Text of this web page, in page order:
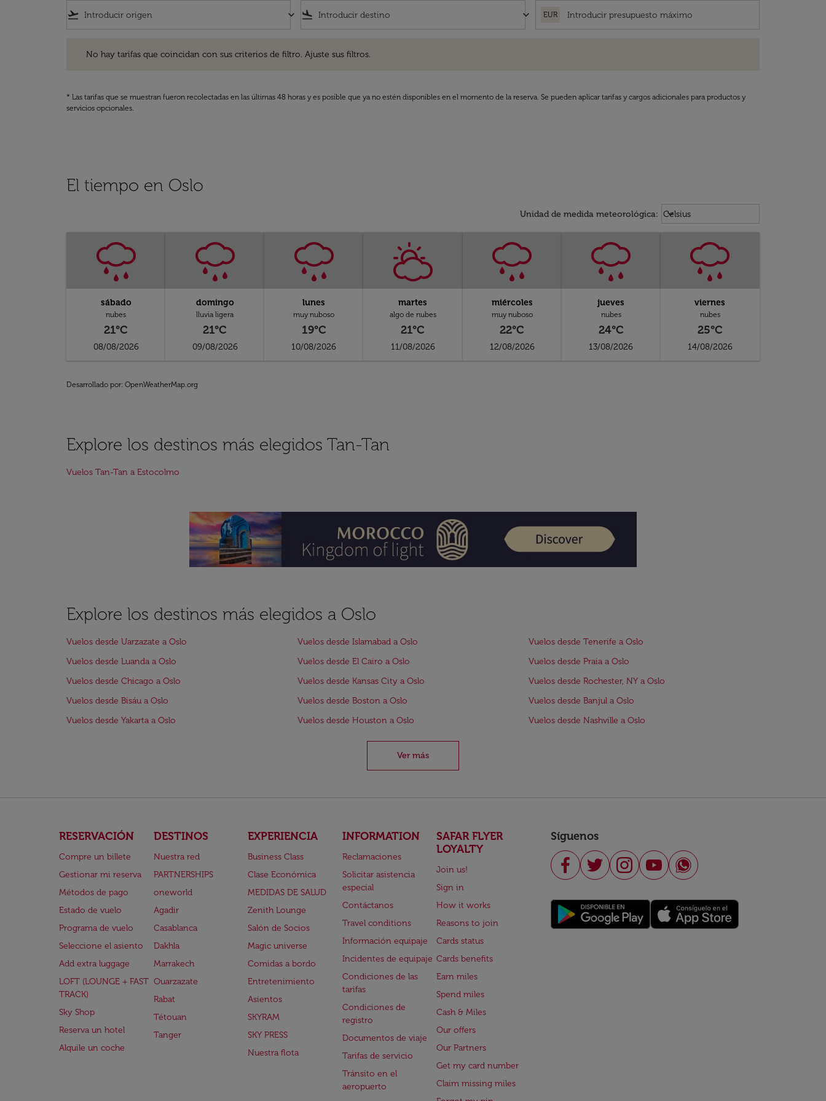
flight_takeoff keyboard_arrow_down flight_land keyboard_arrow_down EUR
No hay tarifas que coincidan con sus criterios de filtro. Ajuste sus filtros.
* Las tarifas que se muestran fueron recolectadas en las últimas 48 horas y es posible que ya no estén disponibles en el momento de la reserva. Se pueden aplicar tarifas y cargos adicionales para productos y
servicios opcionales.
El tiempo en Oslo
Unidad de medida meteorológica: Weather unit option Celsius
Celsius
keyboard_arrow_down
sábado
nubes
21°C
08/08/2026
domingo
lluvia ligera
21°C
09/08/2026
lunes
muy nuboso
19°C
10/08/2026
martes
algo de nubes
21°C
11/08/2026
miércoles
muy nuboso
22°C
12/08/2026
jueves
nubes
24°C
13/08/2026
viernes
nubes
25°C
14/08/2026
Desarrollado por: OpenWeatherMap.org
Explore los destinos más elegidos Tan-Tan
Vuelos Tan-Tan a Estocolmo
Explore los destinos más elegidos a Oslo
Vuelos desde Uarzazate a Oslo Vuelos desde Islamabad a Oslo
Vuelos desde Tenerife a Oslo
Vuelos desde Luanda a Oslo
Vuelos desde El Cairo a Oslo
Vuelos desde Praia a Oslo
Vuelos desde Chicago a Oslo
Vuelos desde Kansas City a Oslo
Vuelos desde Rochester, NY a Oslo
Vuelos desde Bisáu a Oslo
Vuelos desde Boston a Oslo
Vuelos desde Banjul a Oslo
Vuelos desde Yakarta a Oslo
Vuelos desde Houston a Oslo Vuelos desde Nashville a Oslo
Ver más
RESERVACIÓN
Compre un billete
Gestionar mi reserva
Métodos de pago
Estado de vuelo
Programa de vuelo
Seleccione el asiento
Add extra luggage
LOFT (LOUNGE + FAST
TRACK)
Sky Shop
Reserva un hotel
Alquile un coche
DESTINOS
Nuestra red
PARTNERSHIPS
oneworld
Agadir
Casablanca
Dakhla
Marrakech
Ouarzazate
Rabat
Tétouan
Tanger
EXPERIENCIA
Business Class
Clase Económica
MEDIDAS DE SALUD
Zenith Lounge
Salón de Socios
Magic universe
Comidas a bordo
Entretenimiento
Asientos
SKYRAM
SKY PRESS
Nuestra flota
INFORMATION
Reclamaciones
Solicitar asistencia
especial
Contáctanos
Travel conditions
Información equipaje
Incidentes de equipaje
Condiciones de las
tarifas
Condiciones de
registro
Documentos de viaje
Tarifas de servicio
Tránsito en el
aeropuerto
SAFAR FLYER
LOYALTY
Join us!
Sign in
How it works
Reasons to join
Cards status
Cards benefits
Earn miles
Spend miles
Cash & Miles
Our offers
Our Partners
Get my card number
Claim missing miles
Síguenos